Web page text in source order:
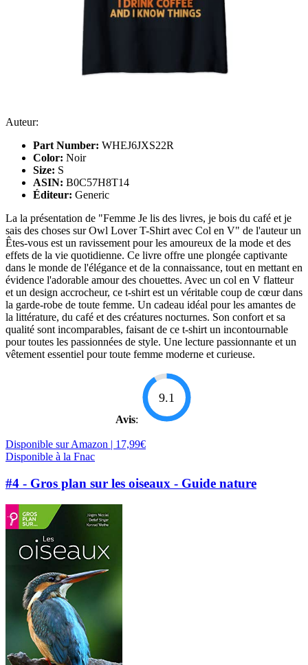
Auteur:
Part Number: WHEJ6JXS22R
Color: Noir
Size: S
ASIN: B0C57H8T14
Éditeur: Generic
La la présentation de "Femme Je lis des livres, je bois du café et je
sais des choses sur Owl Lover T-Shirt avec Col en V" de l'auteur un
Êtes-vous est un ravissement pour les amoureux de la mode et des
effets de la vie quotidienne. Ce livre offre une plongée captivante
dans le monde de l'élégance et de la connaissance, tout en mettant en
évidence l'adorable amour des chouettes. Avec un col en V flatteur
et un design accrocheur, ce t-shirt est un véritable coup de cœur dans
la garde-robe de toute femme. Un cadeau idéal pour les amantes de
la littérature, du café et des créatures nocturnes. Son confort et sa
qualité sont incomparables, faisant de ce t-shirt un incontournable
pour toutes les passionnées de style. Une lecture passionnante et un
vêtement essentiel pour toute femme moderne et curieuse.
Avis:
9.1
Disponible sur Amazon | 17,99€
Disponible à la Fnac
#4 - Gros plan sur les oiseaux - Guide nature